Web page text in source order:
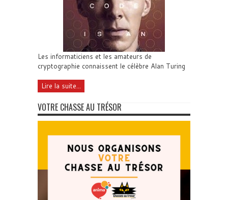
Les informaticiens et les amateurs de
cryptographie connaissent le célèbre Alan Turing
Lire la suite...
VOTRE CHASSE AU TRÉSOR